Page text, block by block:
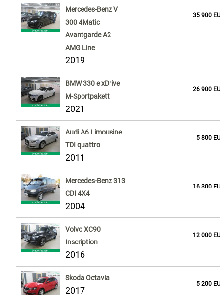
Mercedes-Benz V
300 4Matic
Avantgarde A2
AMG Line
2019
35 900
BMW 330 e xDrive
M-Sportpakett
2021
26 900
Audi A6 Limousine
TDI quattro
2011
5 800
Mercedes-Benz 313
CDI 4X4
2004
16 300
Volvo XC90
Inscription
2016
12 000
Skoda Octavia
2017
5 200